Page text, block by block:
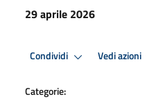
29 aprile 2026
Condividi Vedi azioni
Categorie: